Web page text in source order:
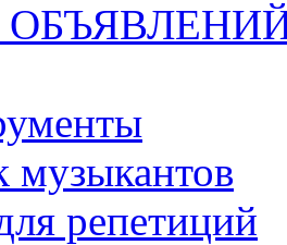
музыкантов
репетиций